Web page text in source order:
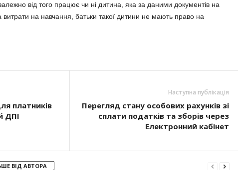
від того працює чи ні дитина, яка за даними документів на
витрати на навчання, батьки такої дитини не мають право на
платників
ДПІ
Наступна публікація
Перегляд стану особових рахунків зі
сплати податків та зборів через
Електронний кабінет
ВІД АВТОРА